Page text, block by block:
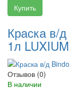
Купить
Краска в/
1л LUXIUM
Отзывов (0)
В наличии